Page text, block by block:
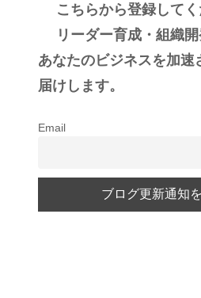
こちらから登録してく
リーダー育成・組織開
あなたのビジネスを加速
届けします。
Email